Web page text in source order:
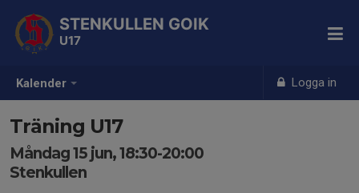
Kalender Logga in
STENKULLEN GOIK
U17
Träning U17
Måndag 15 jun, 18:30-20:00
Stenkullen